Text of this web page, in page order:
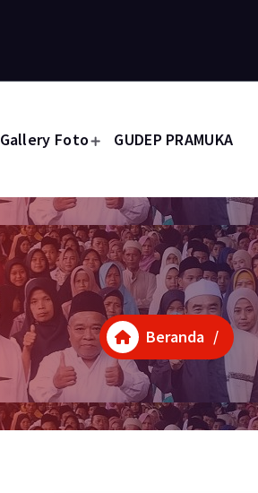
Gallery Foto GUDEP PRAMUKA
Beranda /